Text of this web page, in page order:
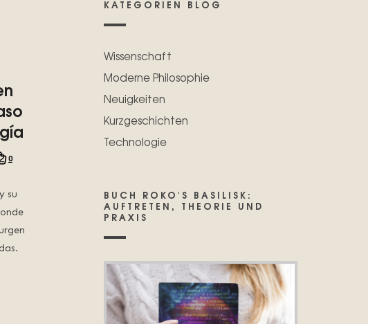
0
su
KATEGORIEN BLOG
Wissenschaft
Moderne Philosophie
Neuigkeiten
Kurzgeschichten
Technologie
BUCH ROKO'S BASILISK:
AUFTRETEN, THEORIE UND
PRAXIS